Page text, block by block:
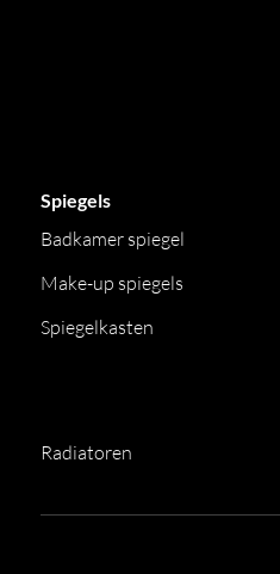
Spiegels
Badkamer spiegel
Make-up spiegels
Spiegelkasten
Radiatoren